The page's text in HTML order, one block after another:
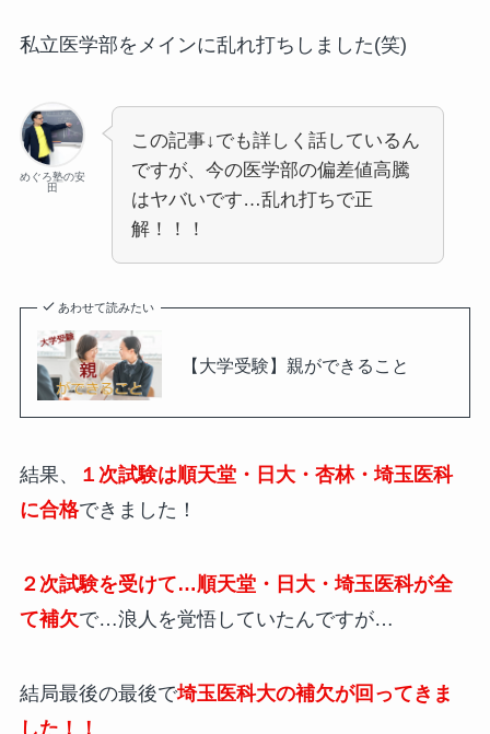
私立医学部をメインに乱れ打ちしました(笑)
めぐろ塾の安
田
この記事↓でも詳しく話しているん
ですが、今の医学部の偏差値高騰
はヤバいです…乱れ打ちで正
解！！！
あわせて読みたい
【大学受験】親ができること
結果、
１次試験は順天堂・日大・杏林・埼玉医科
に合格できました！
２次試験を受けて…順天堂・日大・埼玉医科が全
て補欠で…浪人を覚悟していたんですが…
結局最後の最後で埼玉医科大の補欠が回ってきま
した！！